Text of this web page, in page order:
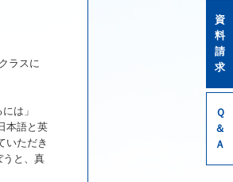
ラスに
は」
本語と英
いただき
うと、真
資
料
請
求
Ｑ
＆
Ａ